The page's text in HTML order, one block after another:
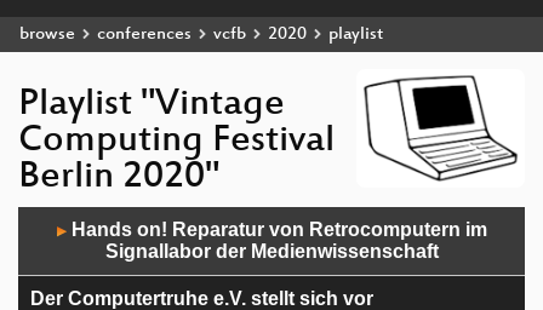
browse conferences vcfb 2020 playlist
Playlist "Vintage
Computing Festival
Berlin 2020"
Player▶Hands on! Reparatur von Retrocomputern im
Signallabor der Medienwissenschaft
Der Computertruhe e.V. stellt sich vor